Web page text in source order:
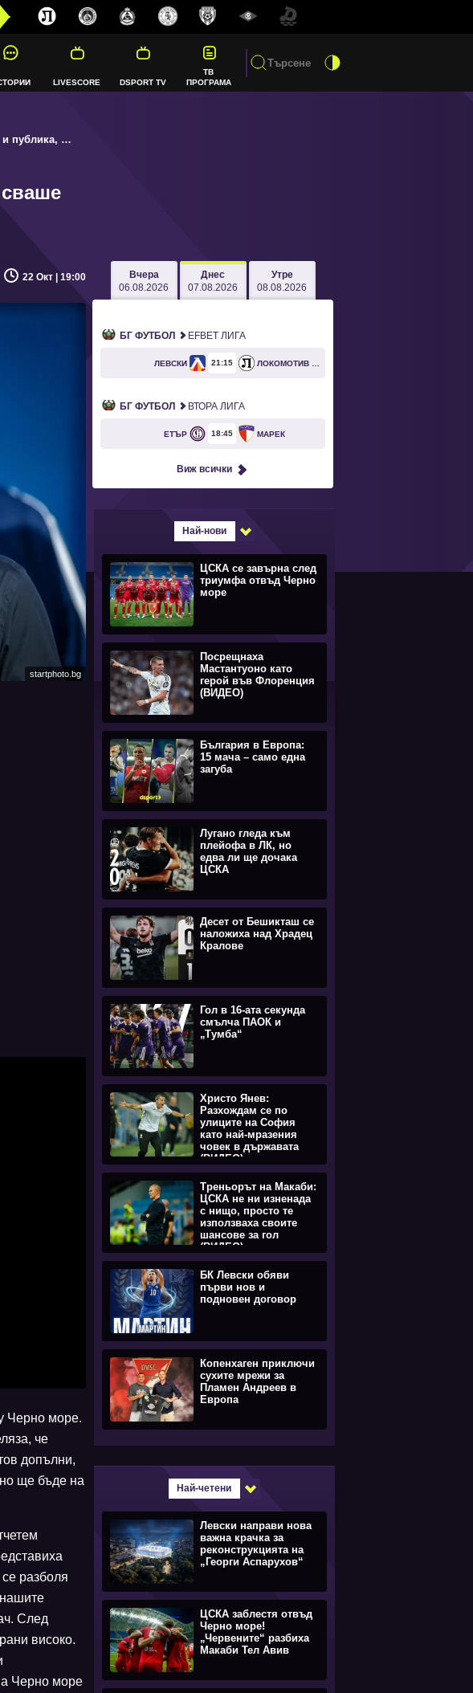
LIVESCORE DSPORT TV
ТВ
ПРОГРАМА
‘‘Б‘‘ (ВИДЕО)
22 Окт | 19:00
startphoto.bg
Черно море.
че
допълни,
ще бъде на
разболя
След
високо.
Черно море
Вчера
06.08.2026
Днес
07.08.2026
Утре
08.08.2026
БГ ФУТБОЛ EFBET ЛИГА
ЛЕВСКИ 21 15
БГ ФУТБОЛ ВТОРА ЛИГА
ЕТЪР 18 45 МАРЕК
Виж всички
Най-нови
ЦСКА се завърна след
триумфа отвъд Черно
море
Посрещнаха
Мастантуоно като
герой във Флоренция
(ВИДЕО)
България в Европа:
15 мача – само една
загуба
Лугано гледа към
плейофа в ЛК, но
едва ли ще дочака
ЦСКА
Десет от Бешикташ се
наложиха над Храдец
Кралове
Гол в 16-ата секунда
смълча ПАОК и
„Тумба“
Христо Янев:
Разхождам се по
улиците на София
като най-мразения
човек в държавата
(ВИДЕО)
Треньорът на Макаби:
ЦСКА не ни изненада
с нищо, просто те
използваха своите
шансове за гол
(ВИДЕО)
БК Левски обяви
първи нов и
подновен договор
Копенхаген приключи
сухите мрежи за
Пламен Андреев в
Европа
Най-четени
Левски направи нова
важна крачка за
реконструкцията на
„Георги Аспарухов“
ЦСКА заблестя отвъд
Черно море!
„Червените“ разбиха
Макаби Тел Авив